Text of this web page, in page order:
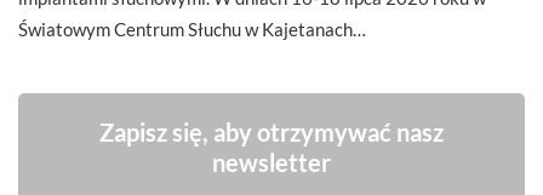
Światowym Centrum Słuchu w Kajetanach…
Zapisz się, aby otrzymywać nasz
newsletter